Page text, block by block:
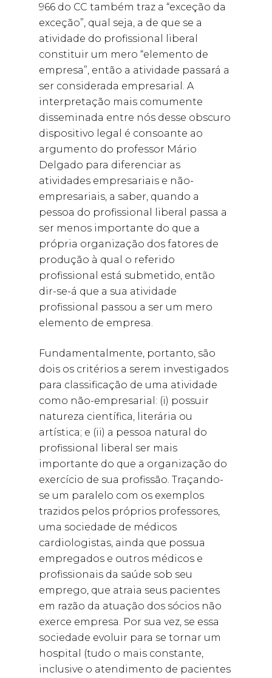
966 do CC também traz a “exceção da
exceção”, qual seja, a de que se a
atividade do profissional liberal
constituir um mero “elemento de
empresa”, então a atividade passará a
ser considerada empresarial. A
interpretação mais comumente
disseminada entre nós desse obscuro
dispositivo legal é consoante ao
argumento do professor Mário
Delgado para diferenciar as
atividades empresariais e não-
empresariais, a saber, quando a
pessoa do profissional liberal passa a
ser menos importante do que a
própria organização dos fatores de
produção à qual o referido
profissional está submetido, então
dir-se-á que a sua atividade
profissional passou a ser um mero
elemento de empresa.
Fundamentalmente, portanto, são
dois os critérios a serem investigados
para classificação de uma atividade
como não-empresarial: (i) possuir
natureza científica, literária ou
artística; e (ii) a pessoa natural do
profissional liberal ser mais
importante do que a organização do
exercício de sua profissão. Traçando-
se um paralelo com os exemplos
trazidos pelos próprios professores,
uma sociedade de médicos
cardiologistas, ainda que possua
empregados e outros médicos e
profissionais da saúde sob seu
emprego, que atraia seus pacientes
em razão da atuação dos sócios não
exerce empresa. Por sua vez, se essa
sociedade evoluir para se tornar um
hospital (tudo o mais constante,
inclusive o atendimento de pacientes